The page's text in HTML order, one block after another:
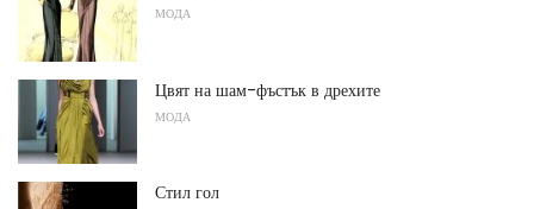
МОДА
Цвят на шам-фъстък в дрехите
МОДА
Стил гол